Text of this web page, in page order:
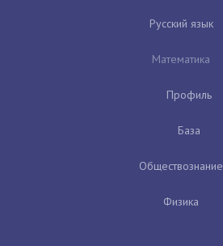
Русский язык
Математика
Профиль
База
Обществознание
Физика